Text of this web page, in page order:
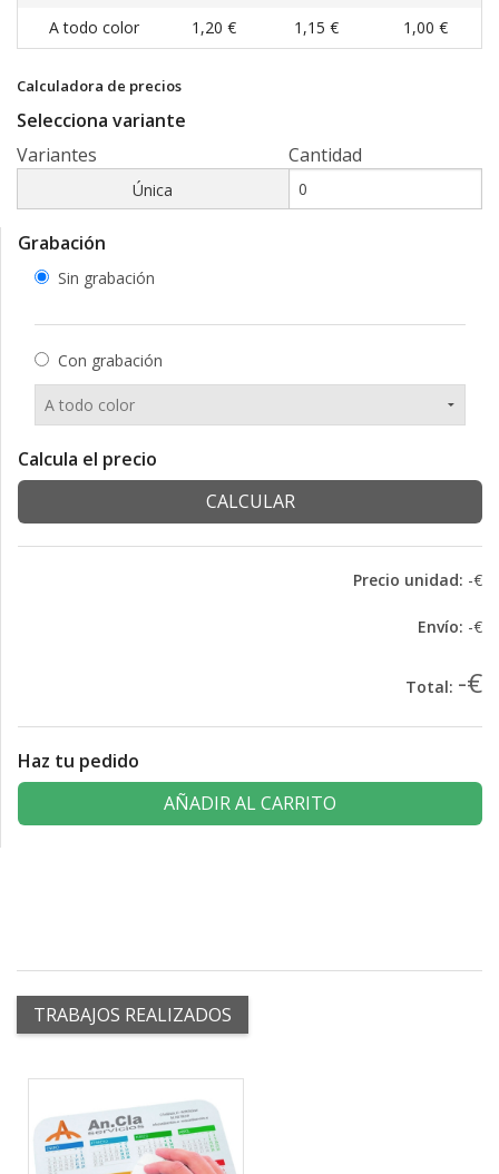
A todo color
1,20 € 1,15 € 1,00 €
Calculadora de precios
Selecciona variante
Variantes
Cantidad
Única
Grabación
Sin grabación
Con grabación
Calcula el precio
CALCULAR
Precio unidad: -€
Envío: -€
Total: -€
Haz tu pedido
AÑADIR AL CARRITO
TRABAJOS REALIZADOS